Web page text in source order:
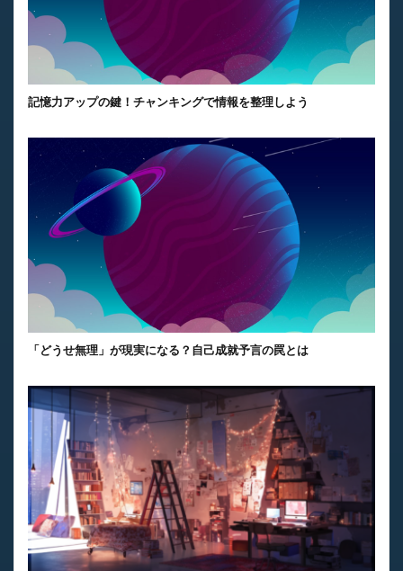
記憶力アップの鍵！チャンキングで情報を整理しよう
「どうせ無理」が現実になる？自己成就予言の罠とは